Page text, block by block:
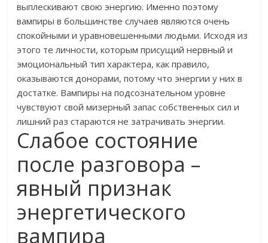
выплескивают свою энергию. Именно поэтому
вампиры в большинстве случаев являются очень
спокойными и уравновешенными людьми. Исходя из
этого те личности, которым присущий нервный и
эмоциональный тип характера, как правило,
оказываются донорами, потому что энергии у них в
достатке. Вампиры на подсознательном уровне
чувствуют свой мизерный запас собственных сил и
лишний раз стараются не затрачивать энергии.
Слабое состояние
после разговора –
явный признак
энергетического
вампира